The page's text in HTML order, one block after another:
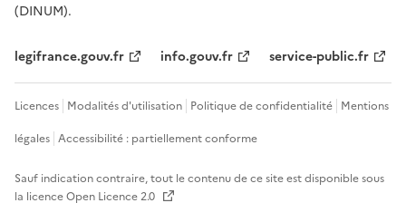
(DINUM).
legifrance.gouv.fr info.gouv.fr service-public.fr
Licences Modalités d'utilisation Politique de confidentialité Mentions
légales Accessibilité : partiellement conforme
Sauf indication contraire, tout le contenu de ce site est disponible sous
la licenceOpen Licence 2.0